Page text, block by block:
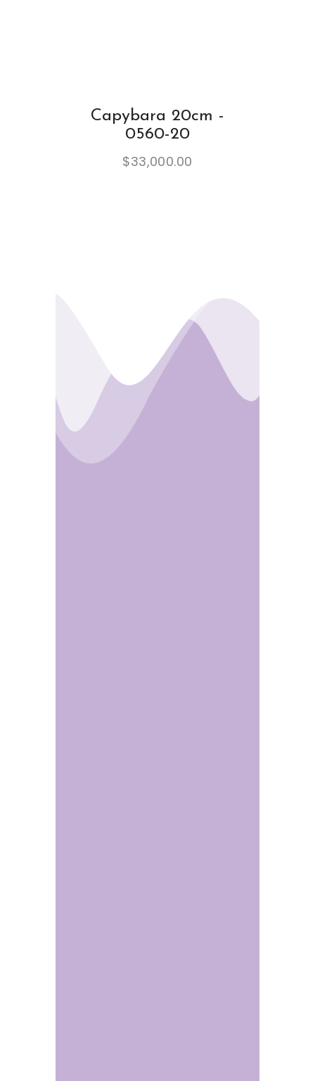
Capybara 20cm -
0560-20
$33,000.00